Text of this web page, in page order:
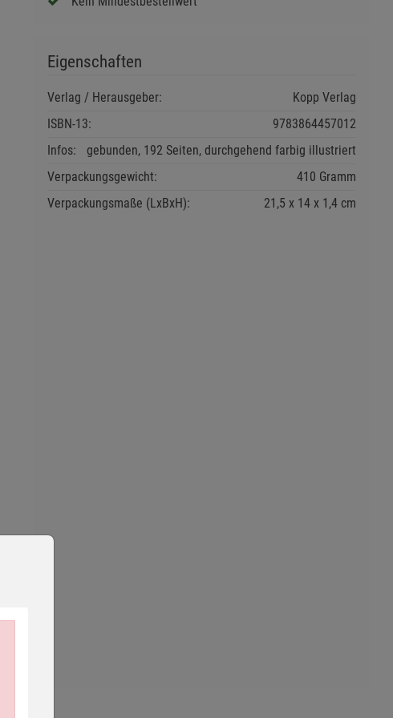
Eigenschaften
Verlag / Herausgeber:
Kopp Verlag
ISBN-13:
9783864457012
Infos:
gebunden, 192 Seiten, durchgehend farbig illustriert
Verpackungsgewicht:
410 Gramm
Verpackungsmaße (LxBxH):
21,5 14 1,4cm